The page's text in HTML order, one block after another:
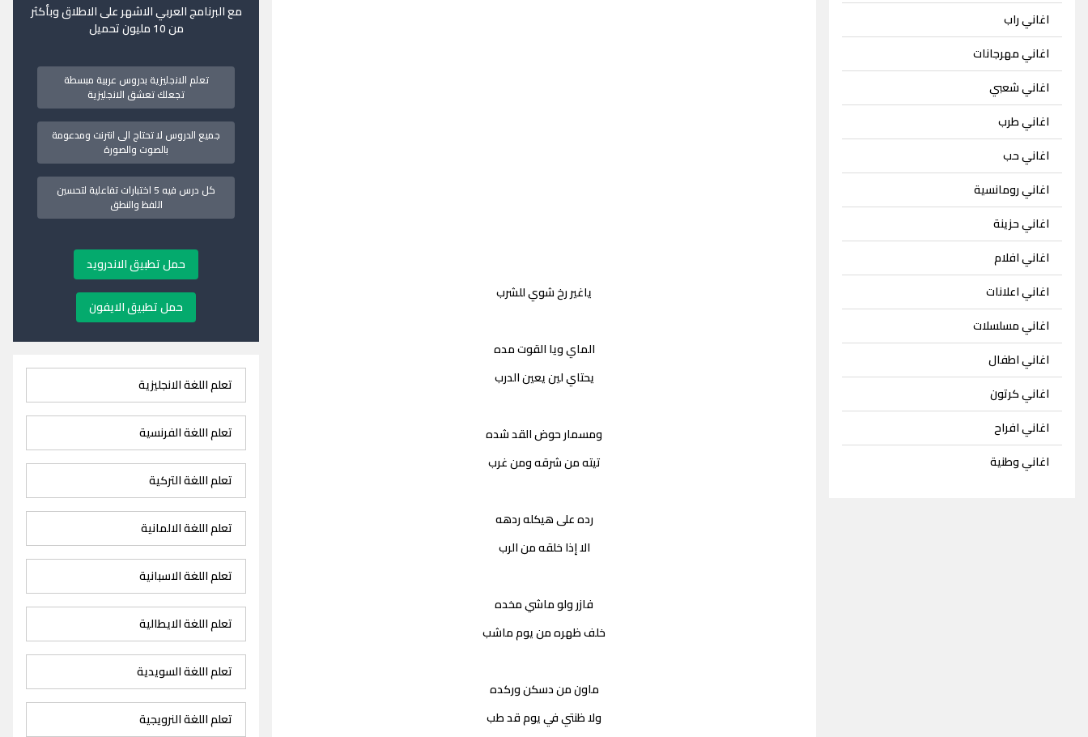
اغاني راب
اغاني مهرجانات
اغاني شعبي
اغاني طرب
اغاني حب
اغاني رومانسية
اغاني حزينة
اغاني افلام
اغاني اعلانات
اغاني مسلسلات
اغاني اطفال
اغاني كرتون
اغاني افراح
اغاني وطنية
ياغير رخ شوي للشرب
الماي ويا القوت مده
يحتاي لين يعين الدرب
ومسمار حوض القد شده
تيته من شرقه ومن غرب
رده على هيكله ردهه
الا إذا خلقه من الرب
فازر ولو ماشي مخده
خلف ظهره من يوم ماشب
ماون من دسكن وركده
ولا ظنتي في يوم قد طب
مع البرنامج العربي الاشهر على الاطلاق وبأكثر
من 10 مليون تحميل
تعلم الانجليزية بدروس عربية مبسطة
تجعلك تعشق الانجليزية
جميع الدروس لا تحتاج الى انترنت ومدعومة
بالصوت والصورة
كل درس فيه 5 اختبارات تفاعلية لتحسين
اللفظ والنطق
حمل تطبيق الاندرويد
حمل تطبيق الايفون
تعلم اللغة الانجليزية
تعلم اللغة الفرنسية
تعلم اللغة التركية
تعلم اللغة الالمانية
تعلم اللغة الاسبانية
تعلم اللغة الايطالية
تعلم اللغة السويدية
تعلم اللغة النرويجية